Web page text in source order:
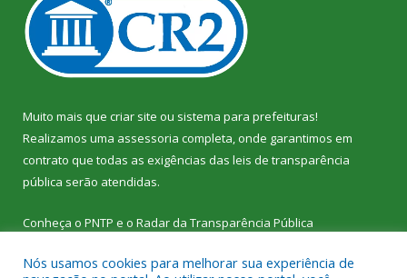
Muito mais que criar site ou sistema para prefeituras!
Realizamos uma assessoria completa, onde garantimos em
contrato que todas as exigências das leis de transparência
pública serão atendidas.
Conheça o PNTP e o Radar da Transparência Pública
Nós usamos cookies para melhorar sua experiência de